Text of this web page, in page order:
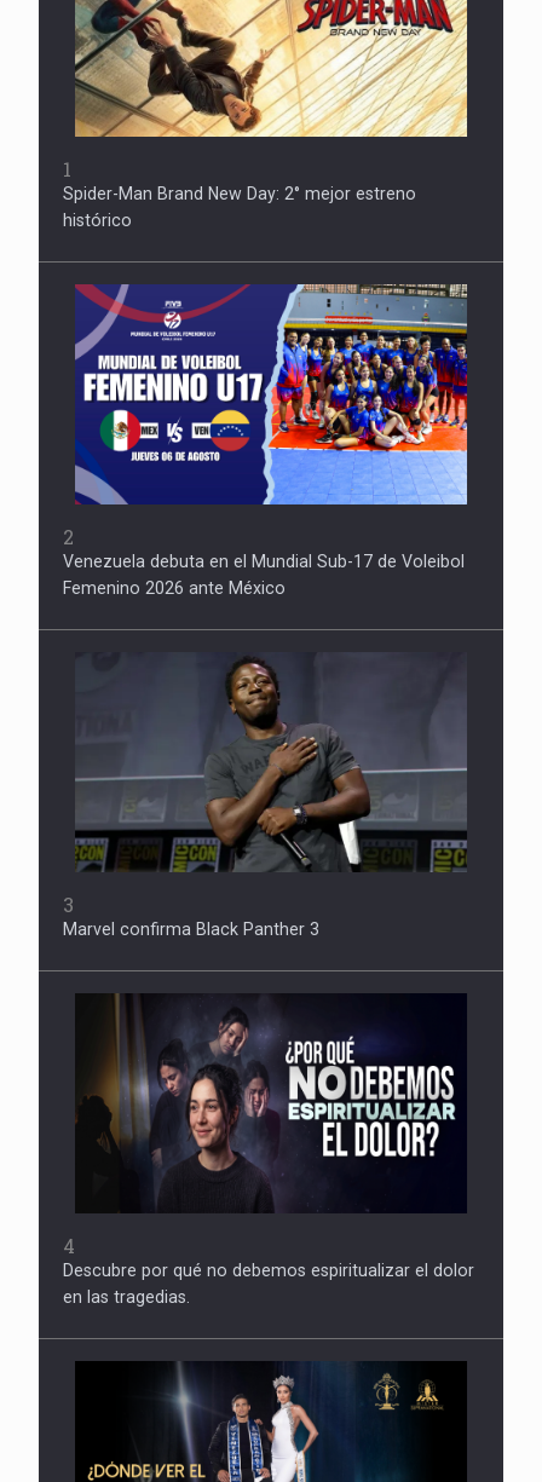
1
Spider-Man Brand New Day: 2° mejor estreno
histórico
2
Venezuela debuta en el Mundial Sub-17 de Voleibol
Femenino 2026 ante México
3
Marvel confirma Black Panther 3
4
Descubre por qué no debemos espiritualizar el dolor
en las tragedias.